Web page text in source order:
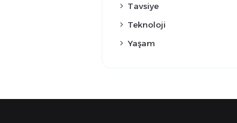
Tavsiye
Teknoloji
Yaşam